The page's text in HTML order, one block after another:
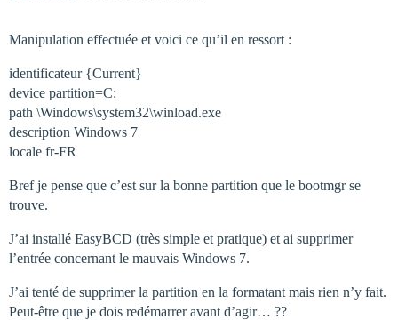
Manipulation effectuée et voici ce qu’il en ressort :
identificateur {Current}
device partition=C:
path \Windows\system32\winload.exe
description Windows 7
locale fr-FR
Bref je pense que c’est sur la bonne partition que le bootmgr se
trouve.
J’ai installé EasyBCD (très simple et pratique) et ai supprimer
l’entrée concernant le mauvais Windows 7.
J’ai tenté de supprimer la partition en la formatant mais rien n’y fait.
Peut-être que je dois redémarrer avant d’agir… ??